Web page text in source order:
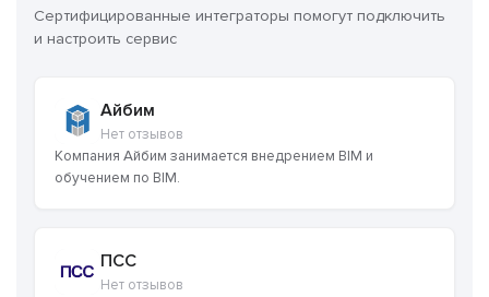
Сертифицированные интеграторы помогут подключить
и настроить сервис
Айбим
Нет отзывов
Компания Айбим занимается внедрением BIM и
обучением по BIM.
ПСС
Нет отзывов